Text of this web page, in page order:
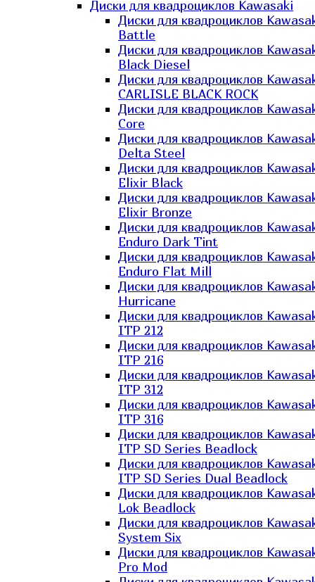
Диски для квадроциклов Kawasaki
Диски для квадроциклов
Battle
Диски для квадроциклов
Black Diesel
Диски для квадроциклов
CARLISLE BLACK ROCK
Диски для квадроциклов
Core
Диски для квадроциклов
Delta Steel
Диски для квадроциклов
Elixir Black
Диски для квадроциклов
Elixir Bronze
Диски для квадроциклов
Enduro Dark Tint
Диски для квадроциклов
Enduro Flat Mill
Диски для квадроциклов
Hurricane
Диски для квадроциклов
ITP 212
Диски для квадроциклов
ITP 216
Диски для квадроциклов
ITP 312
Диски для квадроциклов
ITP 316
Диски для квадроциклов
ITP SD Series Beadlock
Диски для квадроциклов
ITP SD Series Dual Beadlock
Диски для квадроциклов
Lok Beadlock
Диски для квадроциклов
System Six
Диски для квадроциклов
Pro Mod